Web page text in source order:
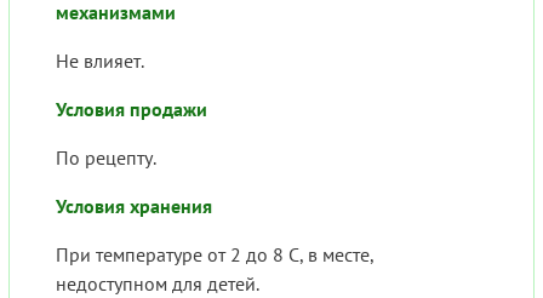
механизмами
Не влияет.
Условия продажи
По рецепту.
Условия хранения
При температуре от 2 до 8 С, в месте,
недоступном для детей.